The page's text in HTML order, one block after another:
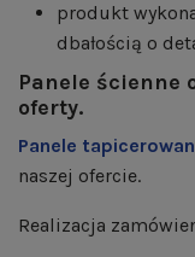
produkt
dbałością o
Panele ścienne
oferty.
Panele
naszej ofercie.
Realizacja